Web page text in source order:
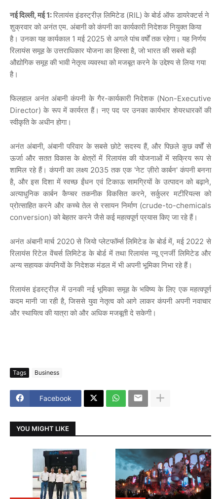
नई दिल्ली, मई 1:रिलायंस इंडस्ट्रीज़ लिमिटेड (RIL) के बोर्ड ऑफ डायरेक्टर्स ने
शुक्रवार को अनंत एम. अंबानी को कंपनी का कार्यकारी निदेशक नियुक्त किया
है। उनका यह कार्यकाल 1 मई 2025 से अगले पांच वर्षों तक रहेगा। यह निर्णय
रिलायंस समूह के उत्तराधिकार योजना का हिस्सा है, जो भारत की सबसे बड़ी
औद्योगिक समूह की भावी नेतृत्व व्यवस्था को मजबूत करने के उद्देश्य से लिया गया
है।
फिलहाल अनंत अंबानी कंपनी के गैर-कार्यकारी निदेशक (Non-Executive
Director) के रूप में कार्यरत हैं। नए पद पर उनका कार्यभार शेयरधारकों की
स्वीकृति के अधीन होगा।
अनंत अंबानी, अंबानी परिवार के सबसे छोटे सदस्य हैं, और पिछले कुछ वर्षों से
ऊर्जा और सतत विकास के क्षेत्रों में रिलायंस की योजनाओं में सक्रिय रूप से
शामिल रहे हैं। कंपनी का लक्ष्य 2035 तक एक 'नेट ज़ीरो कार्बन' कंपनी बनना
है, और इस दिशा में स्वच्छ ईंधन एवं टिकाऊ सामग्रियों के उत्पादन को बढ़ाने,
अत्याधुनिक कार्बन कैप्चर तकनीक विकसित करने, सर्कुलर मटीरियल्स को
प्रोत्साहित करने और कच्चे तेल से रसायन निर्माण (crude-to-chemicals
conversion) को बेहतर करने जैसे कई महत्वपूर्ण प्रयास किए जा रहे हैं।
अनंत अंबानी मार्च 2020 से जियो प्लेटफॉर्म्स लिमिटेड के बोर्ड में, मई 2022 से
रिलायंस रिटेल वेंचर्स लिमिटेड के बोर्ड में तथा रिलायंस न्यू एनर्जी लिमिटेड और
अन्य सहायक कंपनियों के निदेशक मंडल में भी अपनी भूमिका निभा रहे हैं।
रिलायंस इंडस्ट्रीज़ में उनकी नई भूमिका समूह के भविष्य के लिए एक महत्वपूर्ण
कदम मानी जा रही है, जिससे युवा नेतृत्व को आगे लाकर कंपनी अपनी नवाचार
और स्थायित्व की यात्रा को और अधिक मजबूती दे सकेगी।
Tags Business
Facebook
YOU MIGHT LIKE